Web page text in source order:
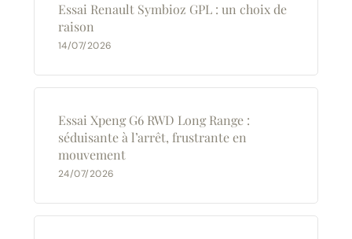
Essai Renault Symbioz GPL : un choix de
raison
14/07/2026
Essai Xpeng G6 RWD Long Range :
séduisante à l’arrêt, frustrante en
mouvement
24/07/2026